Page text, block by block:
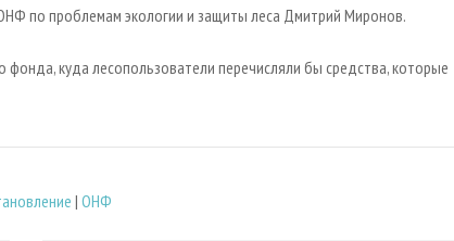
по проблемам экологии и защиты леса Дмитрий Миронов.
куда лесопользователи перечисляли бы средства, которые
| ОНФ